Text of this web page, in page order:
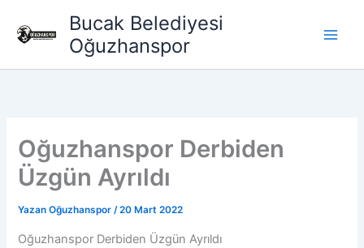
atla
Bucak Belediyesi
Oğuzhanspor
Oğuzhanspor Derbiden
Üzgün Ayrıldı
Yazan Oğuzhanspor/20 Mart 2022
Oğuzhanspor Derbiden Üzgün Ayrıldı